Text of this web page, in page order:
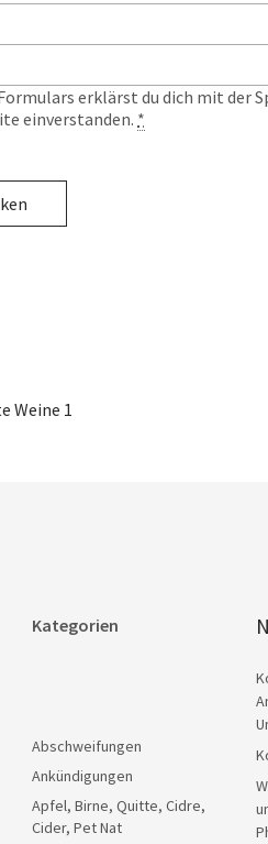
erklärst du dich mit der
einverstanden. *
Weine 1
Kategorien
Abschweifungen
Ankündigungen
Apfel, Birne, Quitte, Cidre,
Cider, Pet Nat